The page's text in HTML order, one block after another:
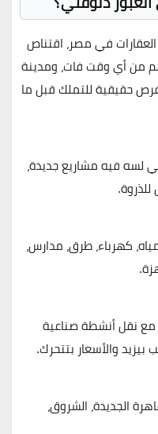
في مصر، اقتناص
من أي وقت فات، ومدينة
حقيقية للتملك قبل ما
لسه فيه مشاريع جديدة،
كهرباء، طرق، مدارس،
نقل أنشطة صناعية
بيزيد والأسعار بتتحرك.
الجديدة، الشروق،